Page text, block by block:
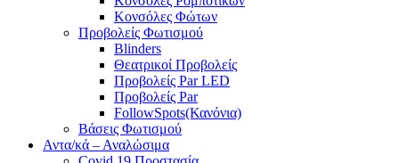
Κονσόλες Φώτων
Προβολείς Φωτισμού
Blinders
Θεατρικοί Προβολείς
Προβολείς Par LED
Προβολείς Par
FollowSpots(Κανόνια)
Βάσεις Φωτισμού
Αντα/κά – Αναλώσιμα